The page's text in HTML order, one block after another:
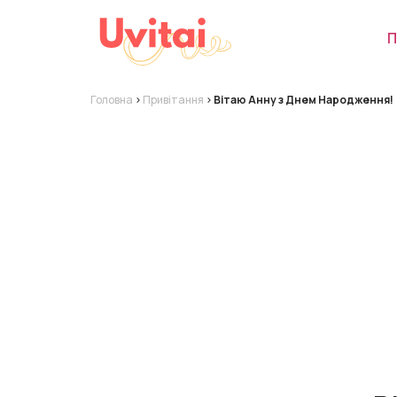
Головна > Привітання > Вітаю Анну з Днем Народження!